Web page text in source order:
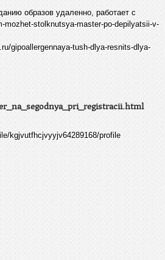
образов удаленно, работает с
stolknutsya-master-po-depilyatsii-v-
gipoallergennaya-tush-dlya-resnits-dlya-
kgjvutfhcjvyyjv64289168/profile